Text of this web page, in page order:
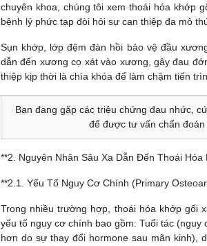
chuyên khoa, chúng tôi xem thoái hóa khớp
bệnh lý phức tạp đòi hỏi sự can thiệp đa mô
Sụn khớp, lớp đệm đàn hồi bảo vệ đầu
dẫn đến xương cọ xát vào xương, gây đau
thiệp kịp thời là chìa khóa để làm chậm tiến
Bạn đang gặp các triệu chứng đau nhức,
để được tư vấn chẩn
**2. Nguyên Nhân Sâu Xa Dẫn Đến Thoái Hóa
**2.1. Yếu Tố Nguy Cơ Chính (Primary
Trong nhiều trường hợp, thoái hóa khớp gối
yếu tố nguy cơ chính bao gồm: Tuổi tác
hơn do sự thay đổi hormone sau mãn kinh),